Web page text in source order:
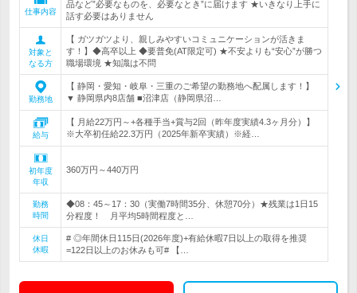
仕事内容
品など”必要なものを、必要なとき”に届けます ★いきなり上手に
話す必要はありません
対象と
なる方
【 ガツガツより、親しみやすいコミュニケーションが活きま
す！】◆高卒以上 ◆要普免(AT限定可) ★不安よりも“安心”が勝つ
職場環境 ★知識は不問
勤務地
【 静岡・愛知・岐阜・三重のご希望の勤務地へ配属します！】
▼ 静岡県内8店舗 ■沼津店（静岡県沼…
給与
【 月給22万円～+各種手当+賞与2回（昨年度実績4.3ヶ月分）】
※大卒初任給22.3万円（2025年新卒実績）※経…
初年度
年収
360万円～440万円
勤務
時間
◆08：45～17：30（実働7時間35分、休憩70分）★残業は1日15
分程度！ 月平均5時間程度と…
休日
休暇
# ◎年間休日115日(2026年度)+有給休暇7日以上の取得を推奨
=122日以上のお休みも可# 【…